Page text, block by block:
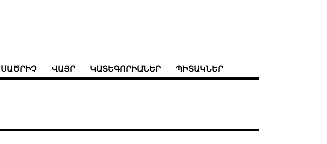
ՎԱՅՐ ԿԱՏԵԳՈՐԻԱՆԵՐ ՊԻՏԱԿՆԵՐ